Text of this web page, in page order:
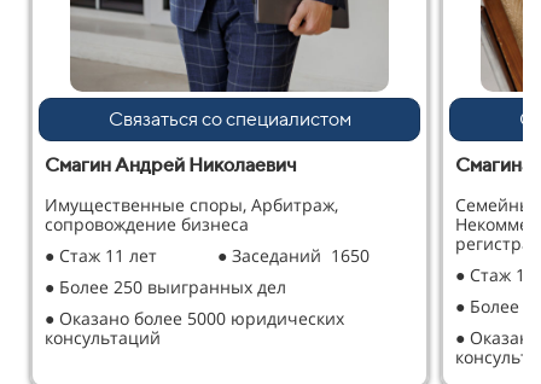
Связаться со специалистом
Смагин Андрей Николаевич
Имущественные споры, Арбитраж,
сопровождение бизнеса
● Стаж 11 лет
● Заседаний 1650
● Более 250 выигранных дел
● Оказано более 5000 юридических
консультаций
Смагина
● Стаж 12
● Более
●